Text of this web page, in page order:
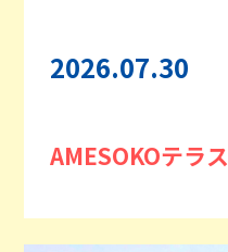
2026.07.30
AMESOKOテラス